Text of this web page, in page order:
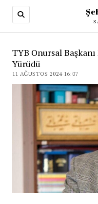
8
TYB Onursal
Yürüdü
11 AĞUSTOS 2024 16:07